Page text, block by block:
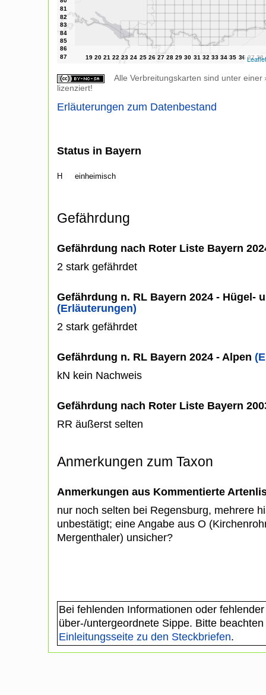
Leaflet
Alle Verbreitungskarten sind unter einer
lizenziert!
Erläuterungen zum Datenbestand
Status in Bayern
H einheimisch
Gefährdung
Gefährdung nach Roter Liste Bayern
2 stark gefährdet
Gefährdung n. RL Bayern 2024 - Hügel-
(Erläuterungen)
2 stark gefährdet
Gefährdung n. RL Bayern 2024 - Alpen
kN kein Nachweis
Gefährdung nach Roter Liste Bayern
RR äußerst selten
Anmerkungen zum Taxon
Anmerkungen aus Kommentierte
nur noch selten bei Regensburg, mehrere
unbestätigt; eine Angabe aus O
Mergenthaler) unsicher?
Bei fehlenden Informationen oder
über-/untergeordnete Sippe. Bitte
Einleitungsseite zu den Steckbriefen.